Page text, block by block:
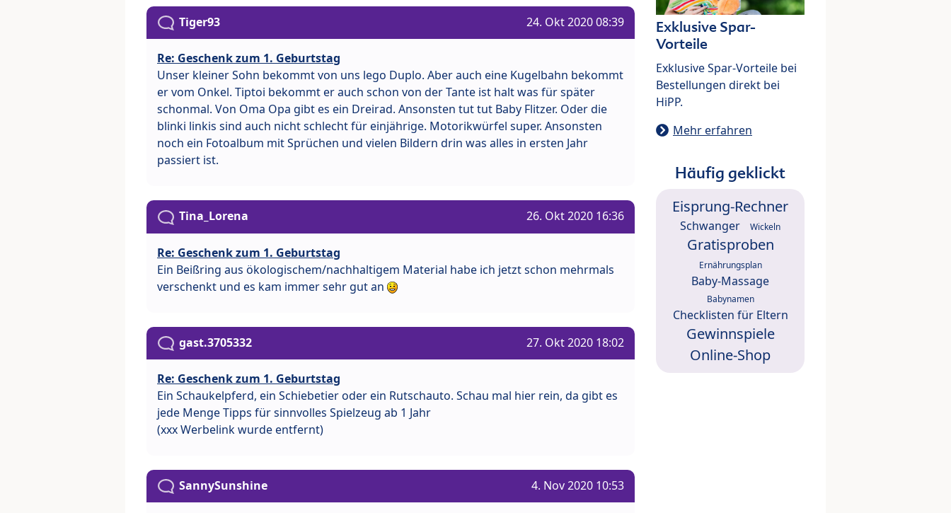
Tiger93 24. Okt 2020 08:39
Re: Geschenk zum 1. Geburtstag
Unser kleiner Sohn bekommt von uns lego Duplo. Aber auch eine Kugelbahn bekommt
er vom Onkel. Tiptoi bekommt er auch schon von der Tante ist halt was für später
schonmal. Von Oma Opa gibt es ein Dreirad. Ansonsten tut tut Baby Flitzer. Oder die
blinki linkis sind auch nicht schlecht für einjährige. Motorikwürfel super. Ansonsten
noch ein Fotoalbum mit Sprüchen und vielen Bildern drin was alles in ersten Jahr
passiert ist.
Tina_Lorena 26. Okt 2020 16:36
Re: Geschenk zum 1. Geburtstag
Ein Beißring aus ökologischem/nachhaltigem Material habe ich jetzt schon mehrmals
verschenkt und es kam immer sehr gut an
gast.3705332 27. Okt 2020 18:02
Re: Geschenk zum 1. Geburtstag
Ein Schaukelpferd, ein Schiebetier oder ein Rutschauto. Schau mal hier rein, da gibt es
jede Menge Tipps für sinnvolles Spielzeug ab 1 Jahr
(xxx Werbelink wurde entfernt)
SannySunshine 4. Nov 2020 10:53
Exklusive Spar-
Vorteile
Exklusive Spar-Vorteile bei
Bestellungen direkt bei
HiPP.
Mehr erfahren
Häufig geklickt
Eisprung-Rechner
Schwanger Wickeln
Gratisproben
Ernährungsplan
Baby-Massage
Babynamen
Checklisten für Eltern
Gewinnspiele
Online-Shop